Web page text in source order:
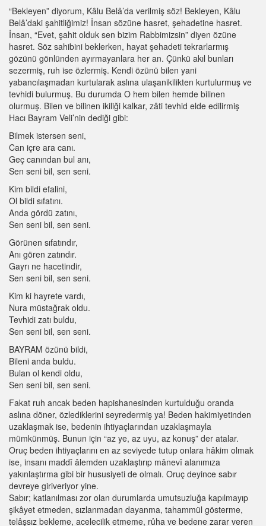
“Bekleyen” diyorum, Kâlu Belâ’da verilmiş söz! Bekleyen, Kâlu
Belâ’daki şahitliğimiz! İnsan sözüne hasret, şehadetine hasret.
İnsan, “Evet, şahit olduk sen bizim Rabbimizsin” diyen özüne
hasret. Söz sahibini beklerken, hayat şehadeti tekrarlarmış
gözünü gönlünden ayırmayanlara her an. Çünkü akıl bunları
sezermiş, ruh ise özlermiş. Kendi özünü bilen yani
yabancılaşmadan kurtularak aslına ulaşanikilikten kurtulurmuş ve
tevhidi bulurmuş. Bu durumda O hem bilen hemde bilinen
olurmuş. Bilen ve bilinen ikiliği kalkar, zâti tevhid elde edilirmiş
Hacı Bayram Veli’nin dediği gibi:
Bilmek istersen seni,
Can içre ara canı.
Geç canından bul anı,
Sen seni bil, sen seni.
Kim bildi efalini,
Ol bildi sıfatını.
Anda gördü zatını,
Sen seni bil, sen seni.
Görünen sıfatındır,
Anı gören zatındır.
Gayrı ne hacetindir,
Sen seni bil, sen seni.
Kim ki hayrete vardı,
Nura müstağrak oldu.
Tevhidi zatı buldu,
Sen seni bil, sen seni.
BAYRAM özünü bildi,
Bileni anda buldu.
Bulan ol kendi oldu,
Sen seni bil, sen seni.
Fakat ruh ancak beden hapishanesinden kurtulduğu oranda
aslına döner, özlediklerini seyredermiş ya! Beden hakimiyetinden
uzaklaşmak ise, bedenin ihtiyaçlarından uzaklaşmayla
mümkünmüş. Bunun için “az ye, az uyu, az konuş” der atalar.
Oruç beden ihtiyaçlarını en az seviyede tutup onlara hâkim olmak
ise, insanı maddî âlemden uzaklaştırıp mânevî alanımıza
yakınlaştırma gibi bir hususiyeti de olmalı. Oruç deyince sabır
devreye giriveriyor yine.
Sabır; katlanılması zor olan durumlarda umutsuzluğa kapılmayıp
şikâyet etmeden, sızlanmadan dayanma, tahammül gösterme,
telâşsız bekleme, acelecilik etmeme, rûha ve bedene zarar veren